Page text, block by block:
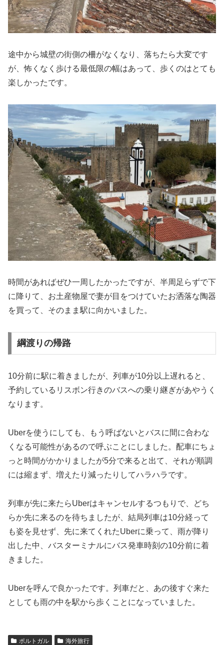
途中から城壁の街側の柵がなくなり、落ちたら大変です
が、怖くなく歩ける最低限の幅はあって、歩くのはとても
楽しかったです。
時間があればぜひ一周したかったですが、半周足らずで下
に降りて、お土産物屋で妻が目をつけていたお洒落な陶器
を買って、そのまま駅に向かいました。
綱渡りの帰路
10分前に駅に着きましたが、列車が10分以上遅れると、
予約しているリスボン行きのバスへの乗り継ぎがあやうく
なります。
Uberを使うにしても、もう呼ばないとバスに間に合わな
くなる可能性があるので呼ぶことにしました。配車にちょ
っと時間がかかりましたが5分で来ると出て、それが順調
には縮まず、増えたり減ったりしてハラハラです。
列車が先に来たらUberはキャンセルするつもりで、どち
らか先に来るのを待ちましたが、結局列車は10分経って
も姿を見せず、先に来てくれたUberに乗って、雨が降り
出した中、バスターミナルにバス発車時刻の10分前に着
きました。
Uberを呼んで良かったです。列車だと、あの後すぐ来た
としても雨の中を駅から歩くことになっていました。
ポルトガル 海外旅行